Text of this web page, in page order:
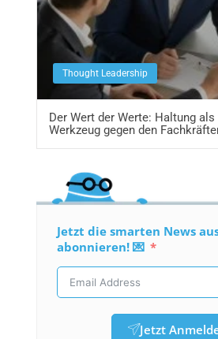
Thought Leadership
Der Wert der Werte: Haltung
Werkzeug gegen den
Jetzt die smarten News
abonnieren! 💌
Jetzt